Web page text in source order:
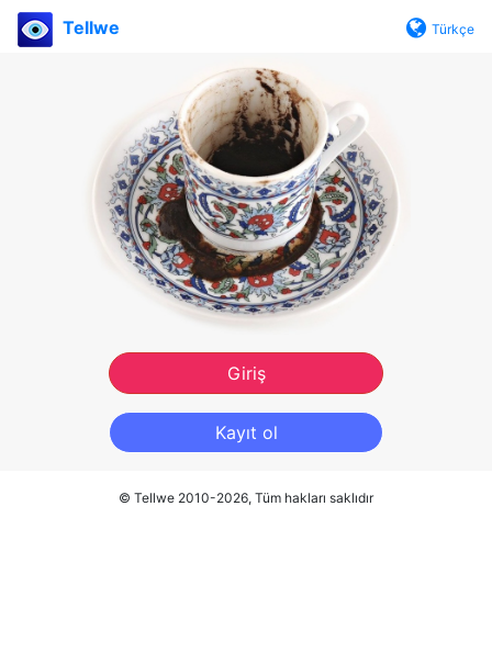
Tellwe Türkçe
Giriş
Kayıt ol
© Tellwe 2010-2026, Tüm hakları saklıdır